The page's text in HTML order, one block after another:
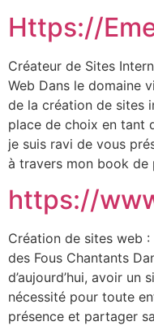
Https://
Créateur de Sites
Web Dans le domaine
de la création de sites
place de choix en tant
je suis ravi de vous
à travers mon book
https://
Création de sites web
des Fous Chantants
d’aujourd’hui, avoir un
nécessité pour toute
présence et partager